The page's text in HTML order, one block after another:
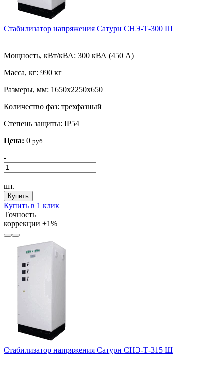
Стабилизатор напряжения Сатурн СНЭ-Т-300 Ш
Мощность, кВт/кВА: 300 кВА (450 А)
Масса, кг: 990 кг
Размеры, мм: 1650х2250х650
Количество фаз: трехфазный
Степень защиты: IP54
Цена: 0 руб.
-
+
шт.
Купить
Купить в 1 клик
Tочность
коррекции ±1%
Стабилизатор напряжения Сатурн СНЭ-Т-315 Ш